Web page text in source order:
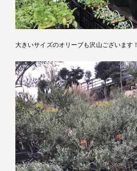
大きいサイズのオリーブも沢山ございます！